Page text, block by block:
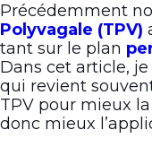
Précédemment
Polyvagale (TPV)
tant sur le plan
Dans cet article,
qui revient
TPV pour mieux
donc mieux